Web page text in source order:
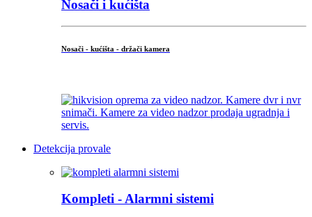
Nosači i kućišta
Nosači - kućišta - držači kamera
Detekcija provale
Kompleti - Alarmni sistemi